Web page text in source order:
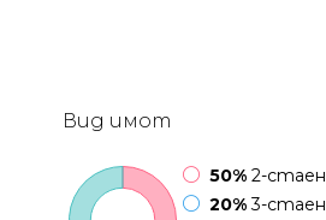
Вид имот
50% 2-стаен
20% 3-стаен